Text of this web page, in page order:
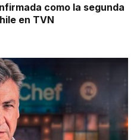
como la segunda
en TVN